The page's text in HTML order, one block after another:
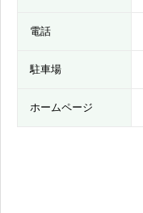
電話
駐車場
ホームページ